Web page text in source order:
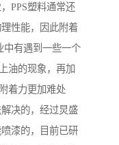
PPS塑料通常还
性能，因此附着
中有遇到一些一个
油的现象，再加
着力更加难处
决的，经过炅盛
漆的，目前已研